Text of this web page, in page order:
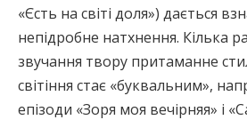
«Єсть на світі доля») дається
непідробне натхнення. Кілька
звучання твору притаманне
світіння стає «буквальним»,
епізоди «Зоря моя вечірняя» і